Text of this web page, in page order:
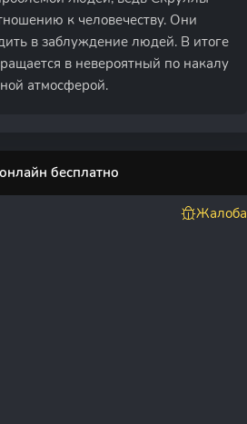
к человечеству. Они
в заблуждение людей. В итоге
в невероятный по накалу
атмосферой.
бесплатно
Жалоба